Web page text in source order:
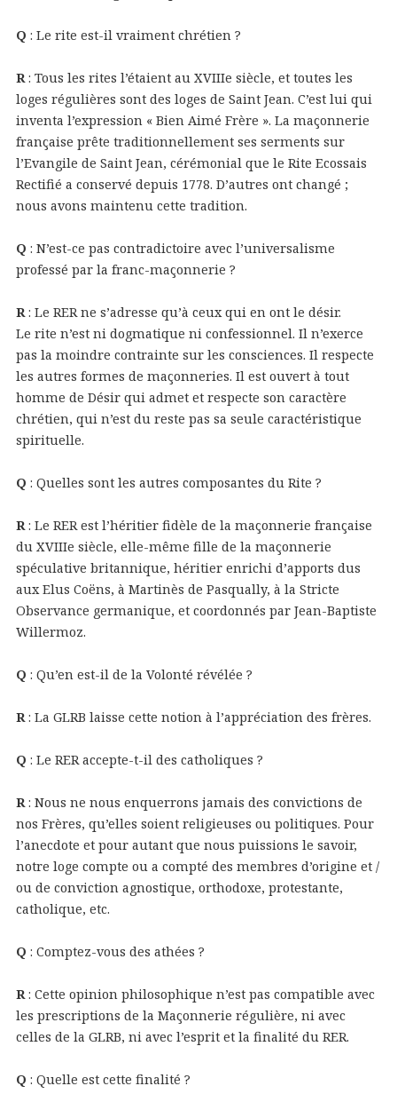
Q : Le rite est-il vraiment chrétien ?
R: Tous les rites l’étaient au XVIIIe siècle, et toutes les
loges régulières sont des loges de Saint Jean. C’est lui qui
inventa l’expression « Bien Aimé Frère ». La maçonnerie
française prête traditionnellement ses serments sur
l’Evangile de Saint Jean, cérémonial que le Rite Ecossais
Rectifié a conservé depuis 1778. D’autres ont changé ;
nous avons maintenu cette tradition.
Q : N’est-ce pas contradictoire avec l’universalisme
professé par la franc-maçonnerie ?
R: Le RER ne s’adresse qu’à ceux qui en ont le désir.
Le rite n’est ni dogmatique ni confessionnel. Il n’exerce
pas la moindre contrainte sur les consciences. Il respecte
les autres formes de maçonneries. Il est ouvert à tout
homme de Désir qui admet et respecte son caractère
chrétien, qui n’est du reste pas sa seule caractéristique
spirituelle.
Q : Quelles sont les autres composantes du Rite ?
R: Le RER est l’héritier fidèle de la maçonnerie française
du XVIIIe siècle, elle-même fille de la maçonnerie
spéculative britannique, héritier enrichi d’apports dus
aux Elus Coëns, à Martinès de Pasqually, à la Stricte
Observance germanique, et coordonnés par Jean-Baptiste
Willermoz.
Q : Qu’en est-il de la Volonté révélée ?
R: La GLRB laisse cette notion à l’appréciation des frères.
Q : Le RER accepte-t-il des catholiques ?
R: Nous ne nous enquerrons jamais des convictions de
nos Frères, qu’elles soient religieuses ou politiques. Pour
l’anecdote et pour autant que nous puissions le savoir,
notre loge compte ou a compté des membres d’origine et /
ou de conviction agnostique, orthodoxe, protestante,
catholique, etc.
Q : Comptez-vous des athées ?
R: Cette opinion philosophique n’est pas compatible avec
les prescriptions de la Maçonnerie régulière, ni avec
celles de la GLRB, ni avec l’esprit et la finalité du RER.
Q : Quelle est cette finalité ?